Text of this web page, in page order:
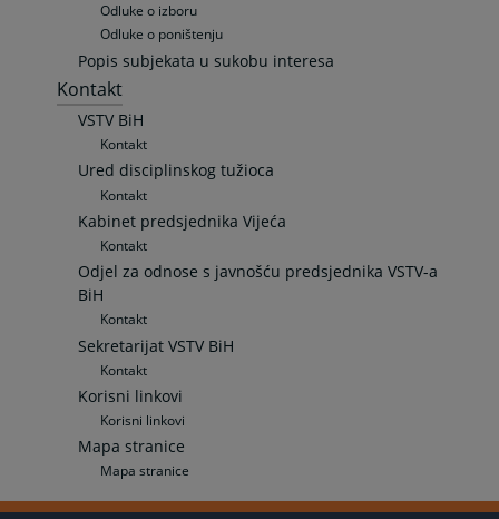
Odluke o izboru
Odluke o poništenju
Popis subjekata u sukobu interesa
Kontakt
VSTV BiH
Kontakt
Ured disciplinskog tužioca
Kontakt
Kabinet predsjednika Vijeća
Kontakt
Odjel za odnose s javnošću predsjednika VSTV-a
BiH
Kontakt
Sekretarijat VSTV BiH
Kontakt
Korisni linkovi
Korisni linkovi
Mapa stranice
Mapa stranice